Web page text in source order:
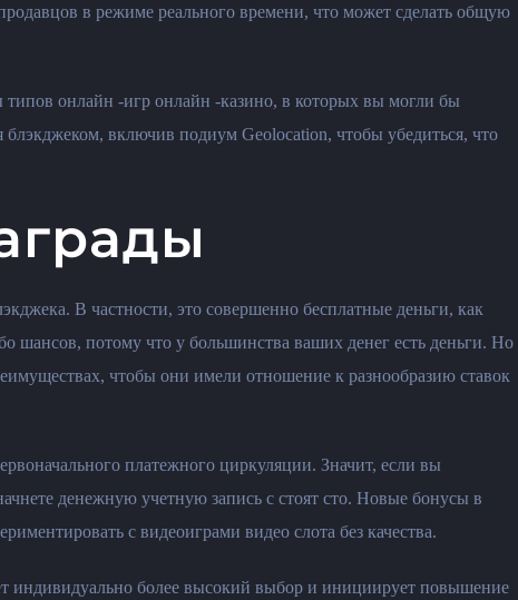
в режиме реального времени, что может сделать общую
онлайн -игр онлайн -казино, в которых вы могли бы
включив подиум Geolocation, чтобы убедиться, что
В частности, это совершенно бесплатные деньги, как
шансов, потому что у большинства ваших денег есть деньги. Но
чтобы они имели отношение к разнообразию ставок
платежного циркуляции. Значит, если вы
денежную учетную запись с стоят сто. Новые бонусы в
с видеоиграми видео слота без качества.
индивидуально более высокий выбор и инициирует повышение